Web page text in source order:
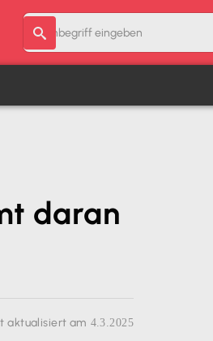
daran
aktualisiert am 4.3.2025